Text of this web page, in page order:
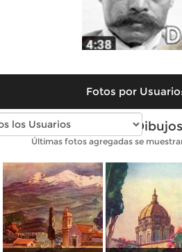
Fotos por
Fotos antiguas de
Últimas fotos agregadas se